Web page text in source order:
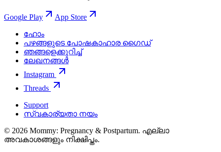
Google Play
App Store
ഹോം
പഴങ്ങളുടെ പോഷകാഹാര ഗൈഡ്
ഞങ്ങളെക്കുറിച്ച്
ലേഖനങ്ങൾ
Instagram
Threads
Support
സ്വകാര്യതാ നയം
© 2026 Mommy: Pregnancy & Postpartum. എല്ലാ
അവകാശങ്ങളും നിക്ഷിപ്തം.